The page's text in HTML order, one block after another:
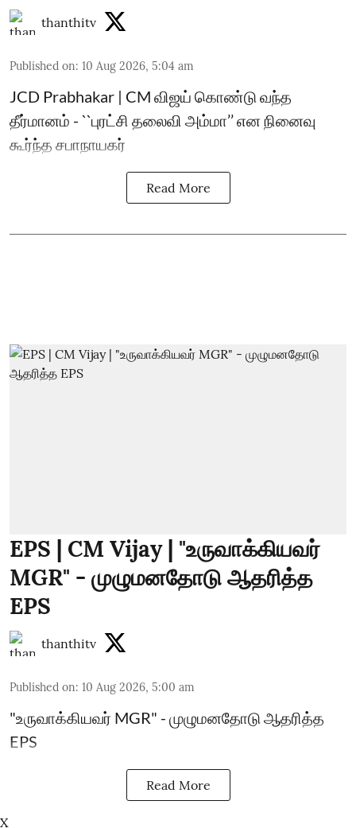
thanthitv
Published on: 10 Aug 2026, 5:04 am
JCD Prabhakar | CM விஜய் கொண்டு வந்த
தீர்மானம் - ``புரட்சி தலைவி அம்மா’’ என நினைவு
கூர்ந்த சபாநாயகர்
Read More
EPS | CM Vijay | "உருவாக்கியவர்
MGR" - முழுமனதோடு ஆதரித்த
EPS
thanthitv
Published on: 10 Aug 2026, 5:00 am
"உருவாக்கியவர் MGR" - முழுமனதோடு ஆதரித்த
EPS
Read More
X